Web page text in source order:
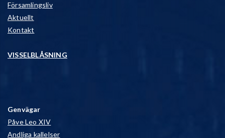
Församlingsliv
Aktuellt
Kontakt
VISSELBLÅSNING
Genvägar
Påve Leo XIV
Andliga kallelser